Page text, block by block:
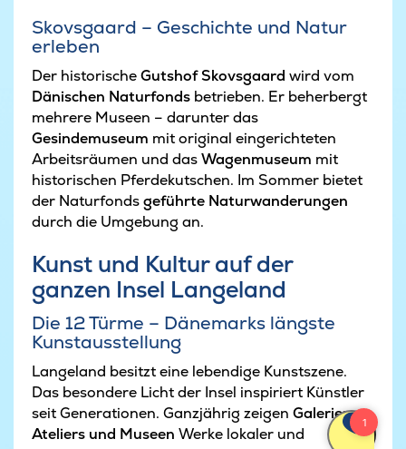
Skovsgaard – Geschichte und Natur
erleben
Der historischeGutshof Skovsgaard wird vom
Dänischen Naturfonds betrieben. Er beherbergt
mehrere Museen – darunter das
Gesindemuseum mit original eingerichteten
Arbeitsräumen und dasWagenmuseum mit
historischen Pferdekutschen. Im Sommer bietet
der Naturfondsgeführte Naturwanderungen
durch die Umgebung an.
Kunst und Kultur auf der
ganzen Insel Langeland
Die 12 Türme – Dänemarks längste
Kunstausstellung
Langeland besitzt eine lebendige Kunstszene.
Das besondere Licht der Insel inspiriert Künstler
seit Generationen. Ganzjährig zeigen Galerien,
Ateliers und Museen Werke lokaler und